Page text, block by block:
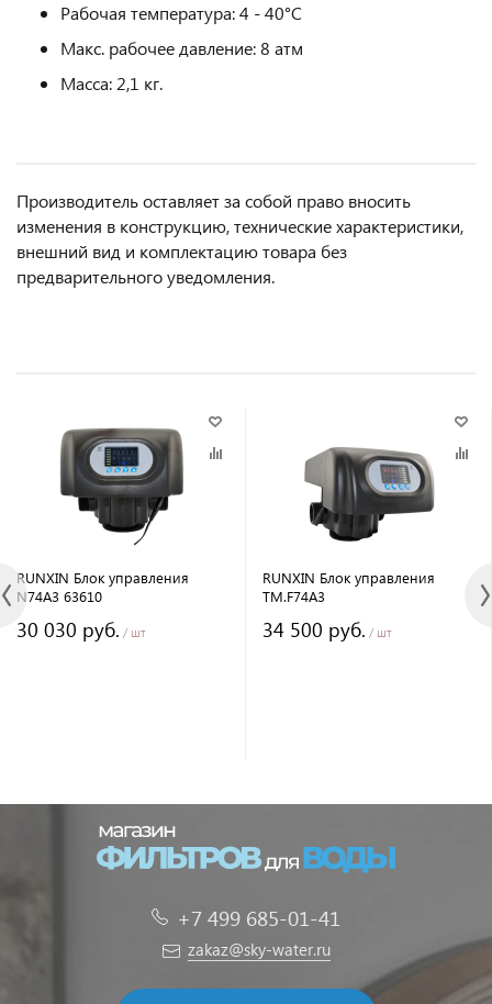
Рабочая температура: 4 - 40°С
Макс. рабочее давление: 8 атм
Масса: 2,1 кг.
Производитель оставляет за собой право вносить
изменения в конструкцию, технические характеристики,
внешний вид и комплектацию товара без
предварительного уведомления.
RUNXIN Блок управления
N74A3 63610
30 030 руб. / шт
RUNXIN Блок управления
TM.F74A3
34 500 руб. / шт
+7 499 685-01-41
zakaz@sky-water.ru